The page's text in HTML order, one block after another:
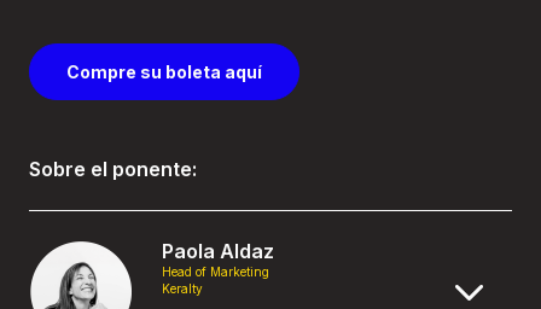
Compre su boleta aquí
Sobre el ponente:
Paola Aldaz
Head of Marketing
Keralty